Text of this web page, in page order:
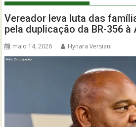
Vereador leva luta das
pela duplicação da BR-356 à
maio 14, 2026 Hynara Versiani